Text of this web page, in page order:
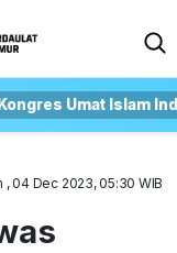
Umat Islam
, 04 Dec 2023, 05:30 WIB